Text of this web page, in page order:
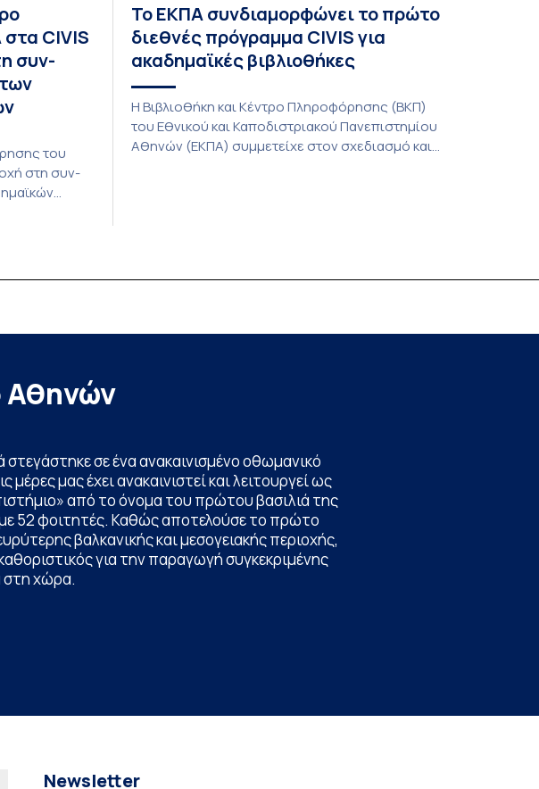
CIVIS
συν-
του
στη συν-
Το ΕΚΠΑ συνδιαμορφώνει το πρώτο
διεθνές πρόγραμμα CIVIS για
ακαδημαϊκές βιβλιοθήκες
Η Βιβλιοθήκη και Κέντρο Πληροφόρησης (ΒΚΠ)
του Εθνικού και Καποδιστριακού Πανεπιστημίου
Αθηνών (ΕΚΠΑ) συμμετείχε στον σχεδιασμό και
αποτελεί […]
Αθηνών
στεγάστηκε σε ένα ανακαινισμένο οθωμανικό
μας έχει ανακαινιστεί και λειτουργεί ως
από το όνομα του πρώτου βασιλιά της
52 φοιτητές. Καθώς αποτελούσε το πρώτο
βαλκανικής και μεσογειακής περιοχής,
για την παραγωγή συγκεκριμένης
στη χώρα.
Newsletter